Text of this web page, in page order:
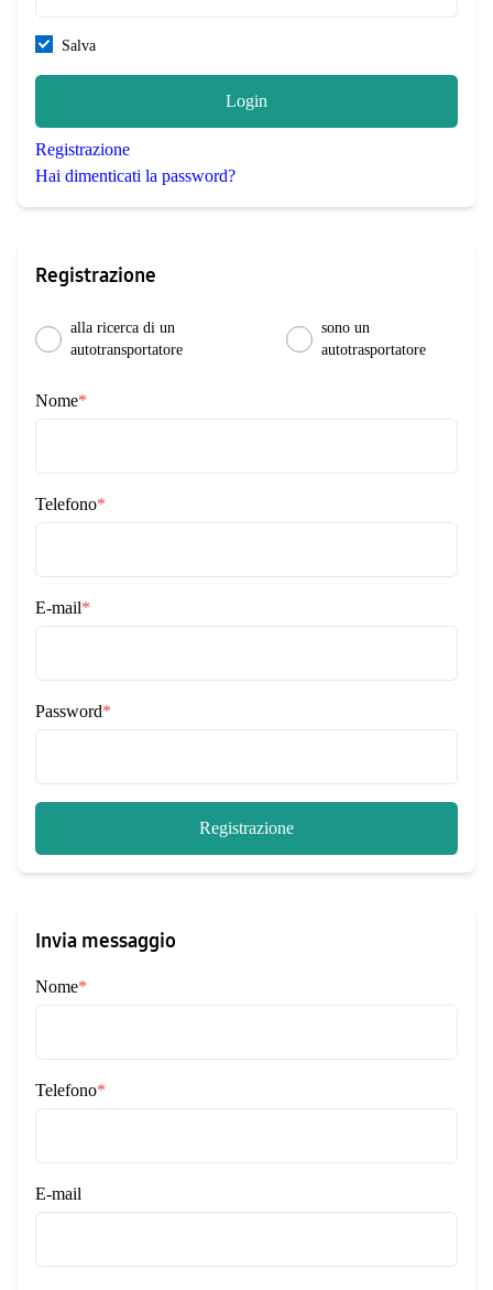
Salva
Login
Registrazione
Hai dimenticati la password?
Registrazione
alla ricerca di un
autotransportatore
sono un
autotrasportatore
Nome*
Telefono*
E-mail*
Password*
Registrazione
Invia messaggio
Nome*
Telefono*
E-mail